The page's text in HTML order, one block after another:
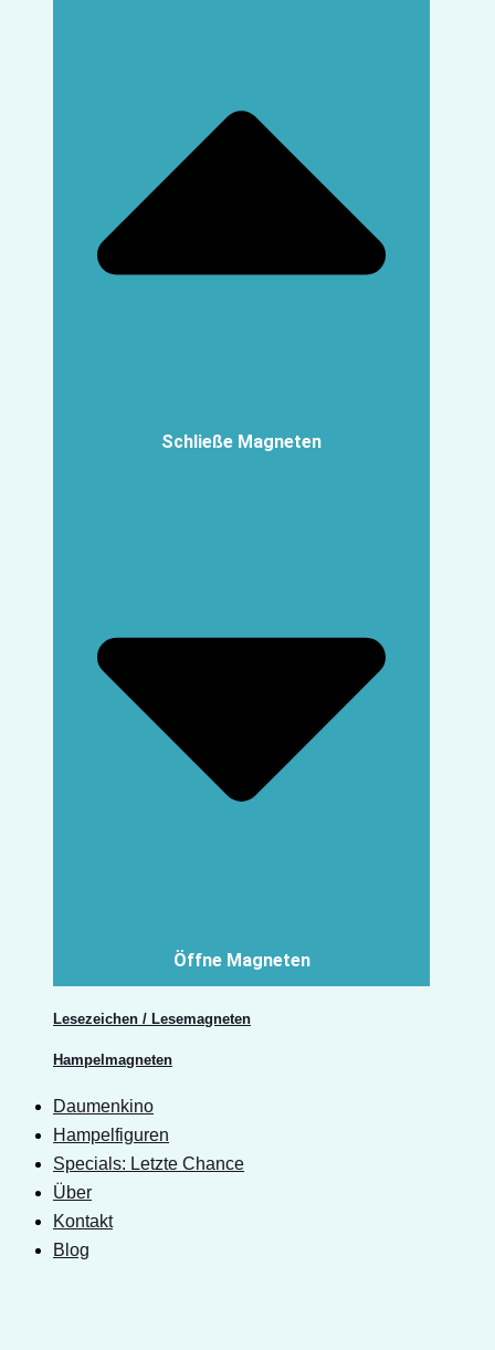
Schließe Magneten
Öffne Magneten
Lesezeichen / Lesemagneten
Hampelmagneten
Daumenkino
Hampelfiguren
Specials: Letzte Chance
Über
Kontakt
Blog